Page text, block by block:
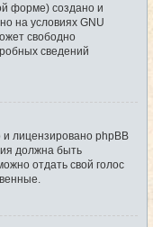
форме) создано и
на условиях GNU
свободно
сведений
лицензировано phpBB
должна быть
можно отдать свой голос